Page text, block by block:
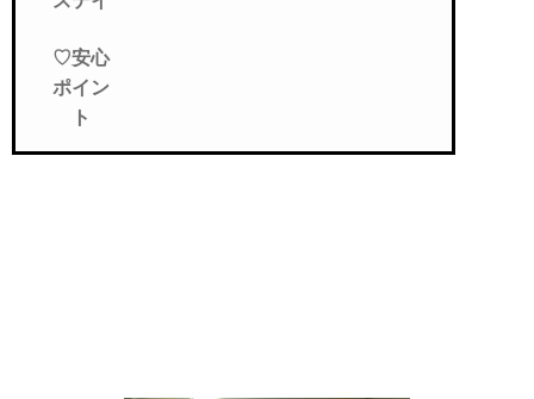
♡安心
ポイン
ト